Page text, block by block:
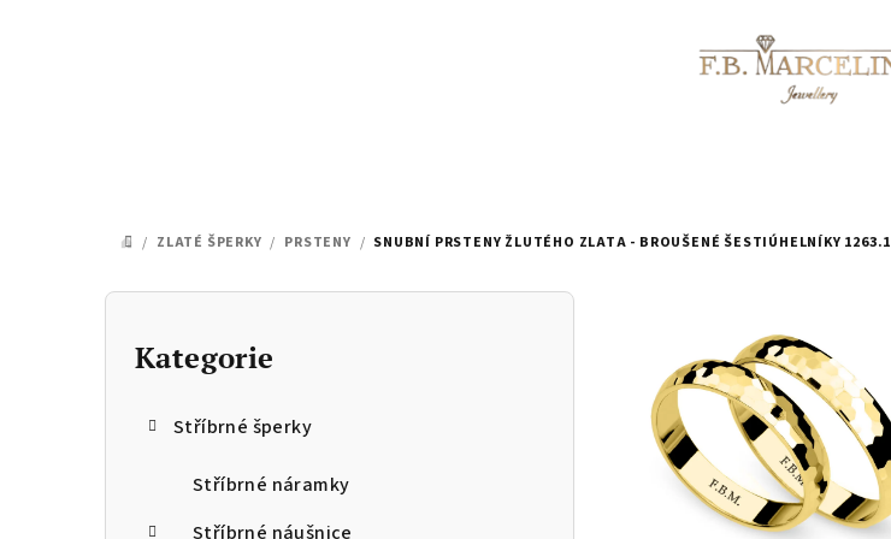
DOMŮ
/ ZLATÉ ŠPERKY / PRSTENY / SNUBNÍ PRSTENY ŽLUTÉHO ZLATA - BROUŠENÉ ŠESTIÚHELNÍKY 1263.1
P
Přeskočit
kategorie
Kategorie
Stříbrné šperky
Stříbrné náramky
Stříbrné náušnice